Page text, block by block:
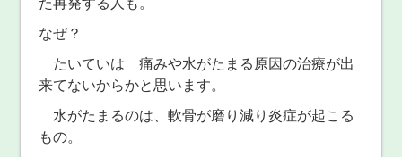
なぜ？
たいていは 痛みや水がたまる原因の治療が出
来てないからかと思います。
水がたまるのは、軟骨が磨り減り炎症が起こる
もの。